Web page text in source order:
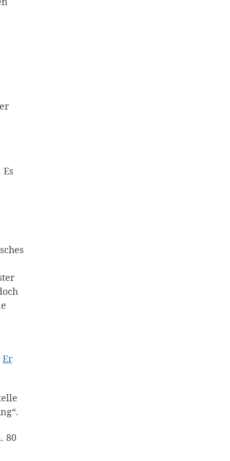
Er
80